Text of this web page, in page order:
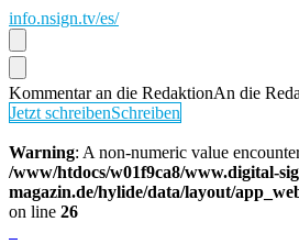
info.nsign.tv/es/
Kommentar an die RedaktionAn die
Jetzt schreibenSchreiben
Warning: A non-numeric value
/www/htdocs/w01f9ca8/www.digital-
magazin.de/hylide/data/layout/
on line 26